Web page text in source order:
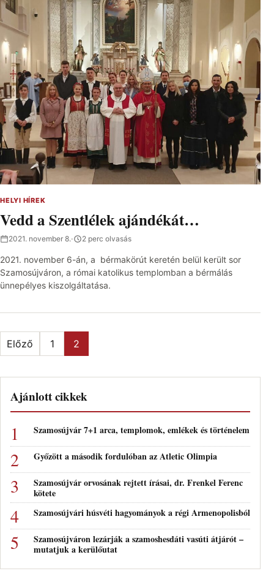
HELYI HÍREK
Vedd a Szentlélek ajándékát…
2021. november 8.· 2 perc olvasás
2021. november 6-án, a bérmakörút keretén belül került sor
Szamosújváron, a római katolikus templomban a bérmálás
ünnepélyes kiszolgáltatása.
Bejegyzések lapozása
Előző 1 2
Ajánlott cikkek
Szamosújvár 7+1 arca, templomok, emlékek és történelem
Győzött a második fordulóban az Atletic Olimpia
Szamosújvár orvosának rejtett írásai, dr. Frenkel Ferenc
kötete
Szamosújvári húsvéti hagyományok a régi Armenopolisból
Szamosújváron lezárják a szamoshesdáti vasúti átjárót –
mutatjuk a kerülőutat